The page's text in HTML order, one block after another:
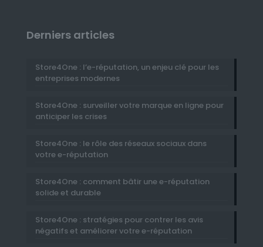
Derniers articles
Store4One : l’e-réputation, un enjeu clé pour les
entreprises modernes
Store4One : surveiller votre marque en ligne pour
anticiper les crises
Store4One : le rôle des réseaux sociaux dans
votre e-réputation
Store4One : comment bâtir une e-réputation
solide et durable
Store4One : stratégies pour contrer les avis
négatifs et améliorer votre e-réputation